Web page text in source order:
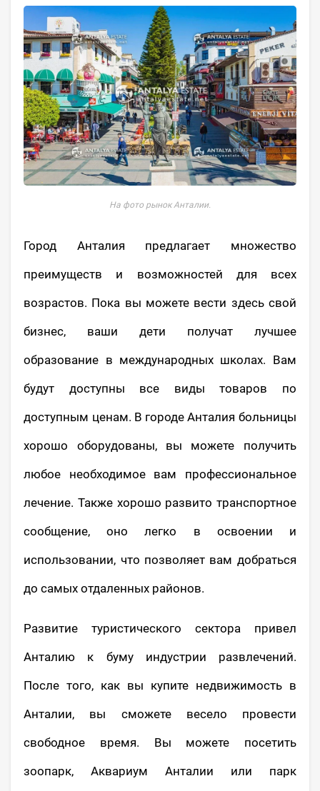
На фото рынок Анталии.
Город Анталия предлагает множество
преимуществ и возможностей для всех
возрастов. Пока вы можете вести здесь свой
бизнес, ваши дети получат лучшее
образование в международных школах. Вам
будут доступны все виды товаров по
доступным ценам. В городе Анталия больницы
хорошо оборудованы, вы можете получить
любое необходимое вам профессиональное
лечение. Также хорошо развито транспортное
сообщение, оно легко в освоении и
использовании, что позволяет вам добраться
до самых отдаленных районов.
Развитие туристического сектора привел
Анталию к буму индустрии развлечений.
После того, как вы купите недвижимость в
Анталии, вы сможете весело провести
свободное время. Вы можете посетить
зоопарк, Аквариум Анталии или парк